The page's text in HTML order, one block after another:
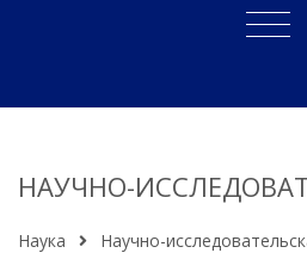
НАУЧНО-
Наука
Научно-